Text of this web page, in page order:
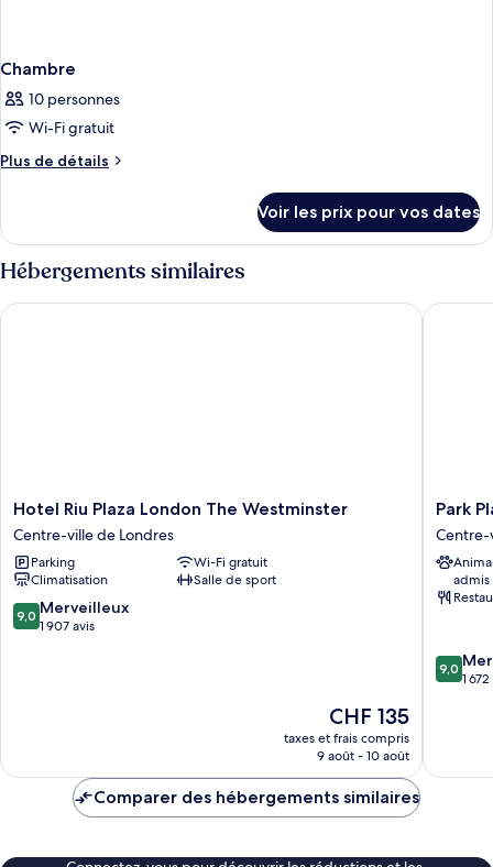
Chambre
10 personnes
Wi-Fi gratuit
Plus de détails
Plus
le
type
de
chambre
Chambre
Voir les prix pour vos dates
Hébergements similaires
Hotel
Riu
Plaza
London
The
Westminster
Centre-
Hotel Riu Plaza London The Westminster
Centre-ville de Londres
Parking
Wi-Fi gratuit
Climatisation
Salle de sport
9.0
sur
9,0 Merveilleux
1 907 avis
Le
nouveau
prix
de
CHF 135
taxes et frais compris
9 août - 10 août
Hotel Riu Plaza London The Westminster
Park
Plaza
London
Victoria
Centre-
ville
Park
Centre-
admis
9.0
sur
9,0
1
Park
Comparer des hébergements similaires